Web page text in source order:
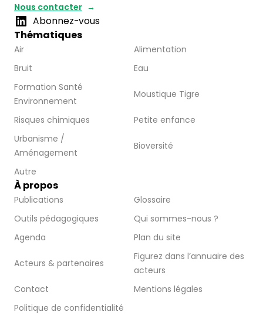
Nous contacter
Abonnez-vous
Thématiques
Air
Alimentation
Bruit
Eau
Formation Santé
Environnement
Moustique Tigre
Risques chimiques
Petite enfance
Urbanisme /
Aménagement
Bioversité
Autre
À propos
Publications
Glossaire
Outils pédagogiques
Qui sommes-nous ?
Agenda
Plan du site
Acteurs & partenaires
Figurez dans l’annuaire des
acteurs
Contact
Mentions légales
Politique de confidentialité